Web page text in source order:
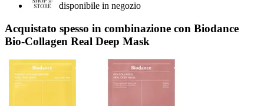
disponibile in negozio
Acquistato spesso in combinazione con Biodance
Bio-Collagen Real Deep Mask